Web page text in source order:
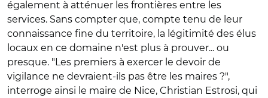
également à atténuer les frontières entre les
services. Sans compter que, compte tenu de leur
connaissance fine du territoire, la légitimité des élus
locaux en ce domaine n'est plus à prouver... ou
presque. "Les premiers à exercer le devoir de
vigilance ne devraient-ils pas être les maires ?",
interroge ainsi le maire de Nice, Christian Estrosi, qui